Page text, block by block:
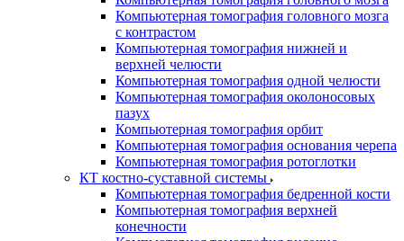
Компьютерная томография головного мозга
с контрастом
Компьютерная томография нижней и
верхней челюсти
Компьютерная томография одной челюсти
Компьютерная томография околоносовых
пазух
Компьютерная томография орбит
Компьютерная томография основания черепа
Компьютерная томография ротоглотки
КТ костно-суставной системы
Компьютерная томография бедренной кости
Компьютерная томография верхней
конечности